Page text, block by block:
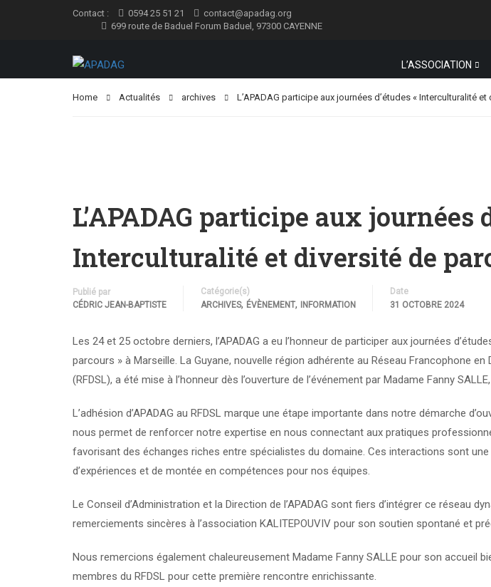
Contact : 0594 25 51 21
contact@apadag.org
699 route de Baduel Forum Baduel, 97300 CAYENNE
L’ASSOCIATION
Home Actualités archives L’APADAG participe aux journées d’études « Interculturalité
L’APADAG participe aux journées
Interculturalité et diversité de
Publié par
CÉDRIC JEAN-BAPTISTE
Catégorie(s)
ARCHIVES, ÉVÈNEMENT, INFORMATION
Date
31 OCTOBRE 2024
Les 24 et 25 octobre derniers, l’APADAG a eu l’honneur de participer aux journées
parcours » à Marseille. La Guyane, nouvelle région adhérente au Réseau Francophone
(RFDSL), a été mise à l’honneur dès l’ouverture de l’événement par Madame Fanny
L’adhésion d’APADAG au RFDSL marque une étape importante dans notre démarche
nous permet de renforcer notre expertise en nous connectant aux pratiques
favorisant des échanges riches entre spécialistes du domaine. Ces interactions sont
d’expériences et de montée en compétences pour nos équipes.
Le Conseil d’Administration et la Direction de l’APADAG sont fiers d’intégrer ce réseau
remerciements sincères à l’association KALITEPOUVIV pour son soutien spontané et
Nous remercions également chaleureusement Madame Fanny SALLE pour son accueil
membres du RFDSL pour cette première rencontre enrichissante.